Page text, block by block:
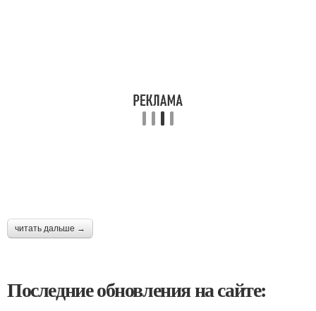
читать дальше →
Последние обновления на сайте: